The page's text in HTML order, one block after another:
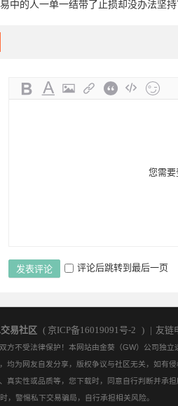
中的人一单一结带了止损却没办法坚持
您需要
发表评论 评论后跳转到最后一页
易社区 ( 京ICP备16019091号-2 ) | 友链
不受法律保护！本网站由金葵（GW）公司独
为网友自发分享，版权争议与社区无关，如有
实性或品质等，您下载时，同意自行判断并承
，警惕私下交易骗局，自行承担相关风险。